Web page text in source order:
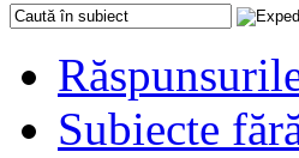
Subiecte